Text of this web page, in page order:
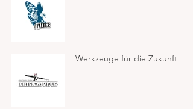
Werkzeuge für die Zukunft